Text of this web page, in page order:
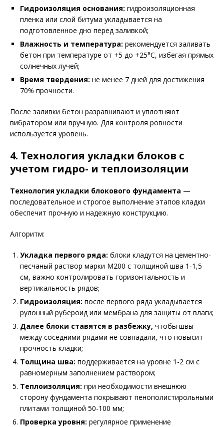
Гидроизоляция основания: гидроизоляционная
пленка или слой битума укладывается на
подготовленное дно перед заливкой;
Влажность и температура: рекомендуется заливать
бетон при температуре от +5 до +25°С, избегая прямых
солнечных лучей;
Время твердения: не менее 7 дней для достижения
70% прочности.
После заливки бетон разравнивают и уплотняют
вибратором или вручную. Для контроля ровности
используется уровень.
4. Технология укладки блоков с
учетом гидро- и теплоизоляции
Технология укладки блокового фундамента —
последовательное и строгое выполнение этапов кладки
обеспечит прочную и надежную конструкцию.
Алгоритм:
Укладка первого ряда: блоки кладутся на цементно-
песчаный раствор марки М200 с толщиной шва 1-1,5
см, важно контролировать горизонтальность и
вертикальность рядов;
Гидроизоляция: после первого ряда укладывается
рулонный рубероид или мембрана для защиты от влаги;
Далее блоки ставятся в разбежку, чтобы швы
между соседними рядами не совпадали, что повысит
прочность кладки;
Толщина шва: поддерживается на уровне 1-2 см с
равномерным заполнением раствором;
Теплоизоляция: при необходимости внешнюю
сторону фундамента покрывают пенополистирольными
плитами толщиной 50-100 мм;
Проверка уровня: регулярное применение